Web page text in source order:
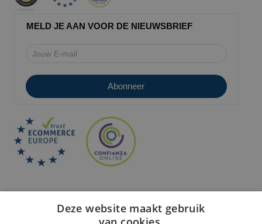
MELD JE AAN VOOR DE NIEUWSBRIEF
Deze website maakt gebruik